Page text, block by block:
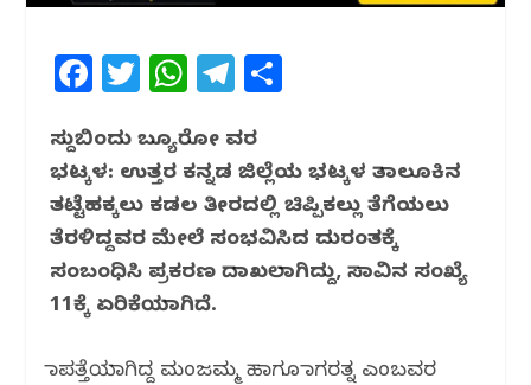
F
c
e
b
o
o
T
itt
e
r
W
at
s
A
p
p
T
e
g
ra
m
ar
e
ಸುದ್ದಿಬಿಂದು ಬ್ಯೂರೋ ವರದಿ
ಭಟ್ಕಳ: ಉತ್ತರ ಕನ್ನಡ ಜಿಲ್ಲೆಯ ಭಟ್ಕಳ ತಾಲೂಕಿನ
ತಟ್ಟೆಹಕ್ಕಲು ಕಡಲ ತೀರದಲ್ಲಿ ಚಿಪ್ಪಿಕಲ್ಲು ತೆಗೆಯಲು
ತೆರಳಿದ್ದವರ ಮೇಲೆ ಸಂಭವಿಸಿದ ದುರಂತಕ್ಕೆ
ಸಂಬಂಧಿಸಿ ಪ್ರಕರಣ ದಾಖಲಾಗಿದ್ದು, ಸಾವಿನ ಸಂಖ್ಯೆ
11ಕ್ಕೆ ಏರಿಕೆಯಾಗಿದೆ.
ನಾಪತ್ತೆಯಾಗಿದ್ದ ಮಂಜಮ್ಮ ಹಾಗೂ ನಾಗರತ್ನ ಎಂಬವರ